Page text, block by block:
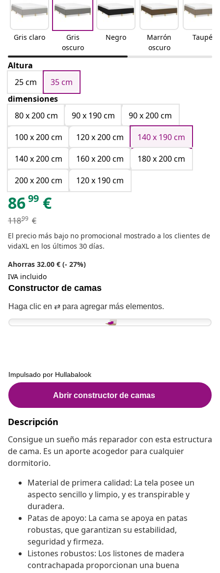
Gris claro
Gris
oscuro
Negro
Marrón
oscuro
Taupé
Altura
25 cm
35 cm
dimensiones
80 x 200 cm
90 x 190 cm
90 x 200 cm
100 x 200 cm
120 x 200 cm
140 x 190 cm
140 x 200 cm
160 x 200 cm
180 x 200 cm
200 x 200 cm
120 x 190 cm
8699 €
11899 €
El precio más bajo no promocional mostrado a los clientes de
vidaXL en los últimos 30 días.
Ahorras 32.00 € (- 27%)
IVA incluido
Descripción
Consigue un sueño más reparador con esta estructura
de cama. Es un aporte acogedor para cualquier
dormitorio.
Material de primera calidad: La tela posee un
aspecto sencillo y limpio, y es transpirable y
duradera.
Patas de apoyo: La cama se apoya en patas
robustas, que garantizan su estabilidad,
seguridad y firmeza.
Listones robustos: Los listones de madera
contrachapada proporcionan una buena